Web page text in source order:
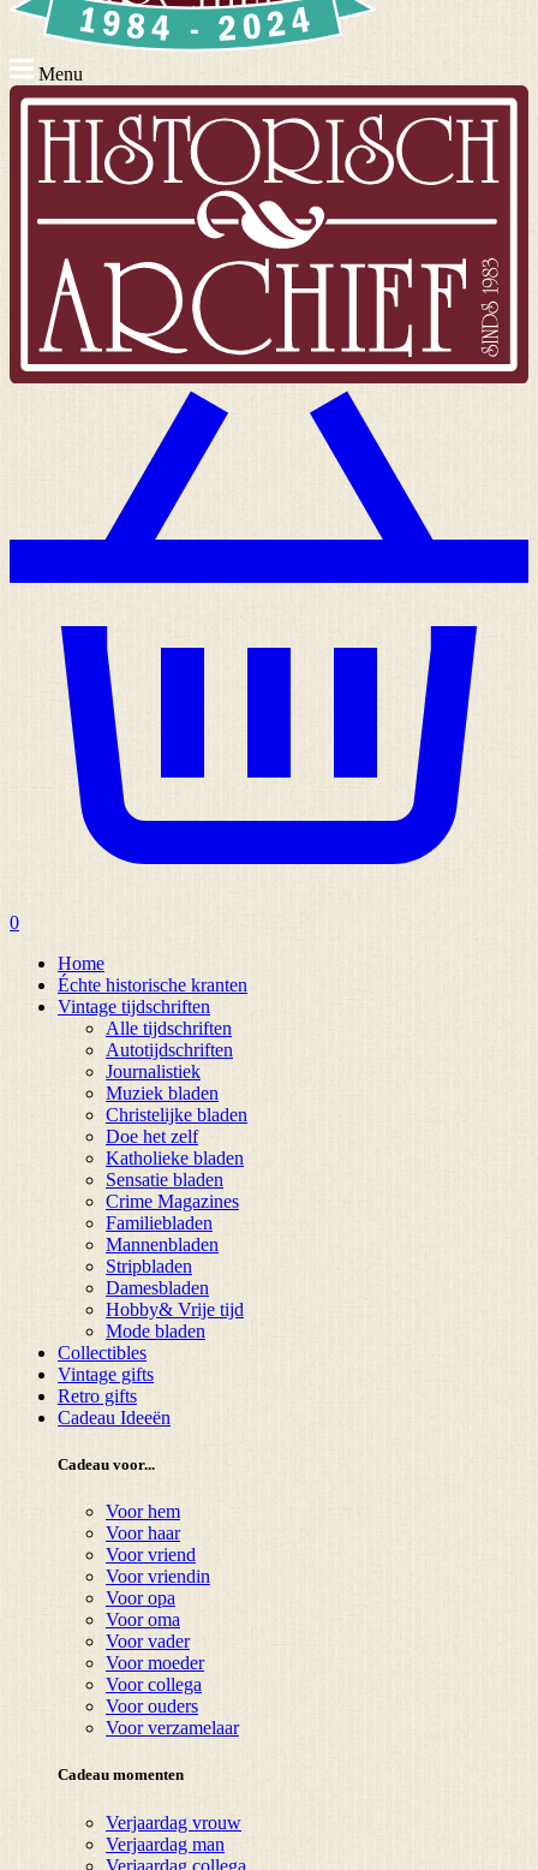
Menu
0
Home
Échte historische kranten
Vintage tijdschriften
Alle tijdschriften
Autotijdschriften
Journalistiek
Muziek bladen
Christelijke bladen
Doe het zelf
Katholieke bladen
Sensatie bladen
Crime Magazines
Familiebladen
Mannenbladen
Stripbladen
Damesbladen
Hobby& Vrije tijd
Mode bladen
Collectibles
Vintage gifts
Retro gifts
Cadeau Ideeën
Cadeau voor...
Voor hem
Voor haar
Voor vriend
Voor vriendin
Voor opa
Voor oma
Voor vader
Voor moeder
Voor collega
Voor ouders
Voor verzamelaar
Cadeau momenten
Verjaardag vrouw
Verjaardag man
Verjaardag collega